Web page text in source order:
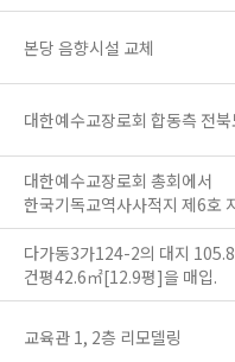
본당 음향시설 교체
대한예수교장로회 합동측 전
대한예수교장로회 총회에서
한국기독교역사사적지 제6호
다가동3가124-2의 대지
건평42.6㎡[12.9평]을 매입.
교육관 1, 2층 리모델링